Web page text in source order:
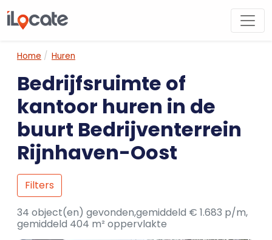
Home Huren
Bedrijfsruimte of
kantoor huren in de
buurt Bedrijventerrein
Rijnhaven-Oost
Filters
34 object(en) gevonden,gemiddeld € 1.683 p/m,
gemiddeld 404 m² oppervlakte